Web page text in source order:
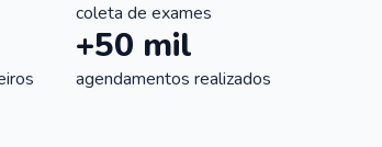
coleta de exames
+50 mil
agendamentos realizados